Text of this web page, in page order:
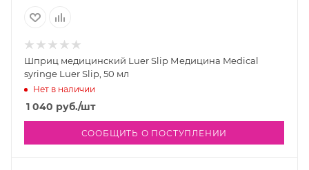
Шприц медицинский Luer Slip Медицина Medical
syringe Luer Slip, 50 мл
Нет в наличии
1 040 руб./шт
СООБЩИТЬ О ПОСТУПЛЕНИИ